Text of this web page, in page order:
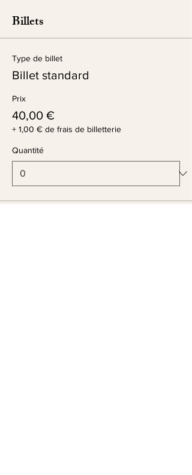
Billets
Type de billet
Billet standard
Prix
40,00 €
+ 1,00 € de frais de billetterie
Quantité